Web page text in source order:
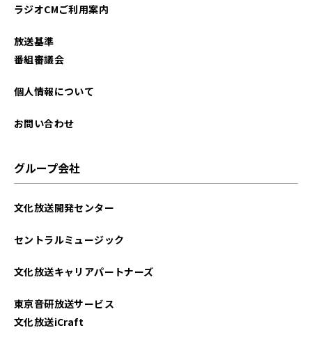
ラジオCMご利用案内
放送基準
番組審議会
個人情報について
お問い合わせ
グループ会社
文化放送開発センター
セントラルミュージック
文化放送キャリアパートナーズ
東京音研放送サービス
文化放送iCraft